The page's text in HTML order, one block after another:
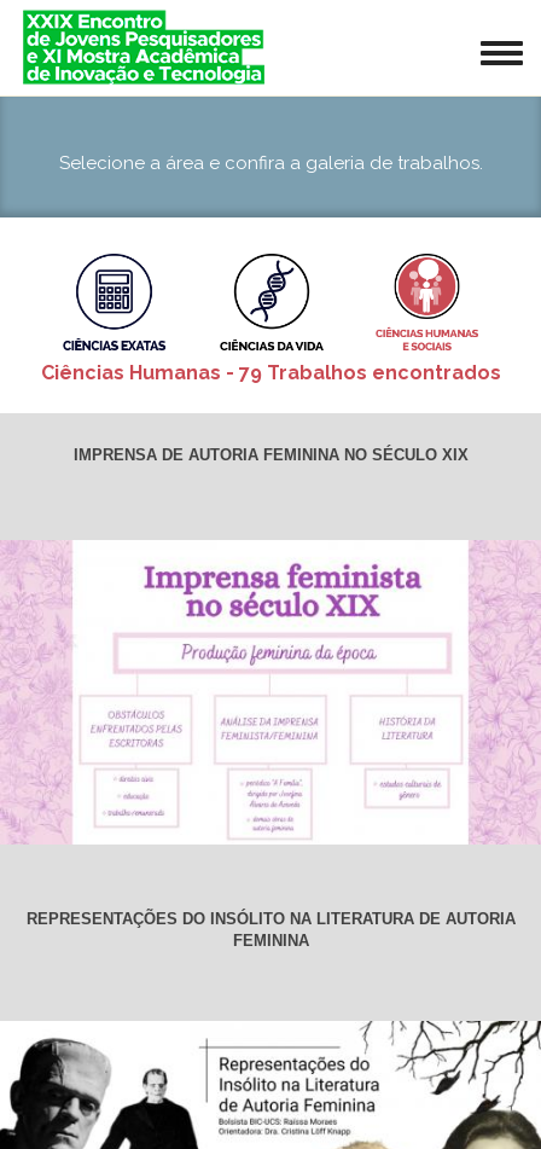
Selecione a área e confira a galeria de trabalhos.
Ciências Humanas - 79 Trabalhos encontrados
IMPRENSA DE AUTORIA FEMININA NO SÉCULO XIX
REPRESENTAÇÕES DO INSÓLITO NA LITERATURA DE AUTORIA
FEMININA